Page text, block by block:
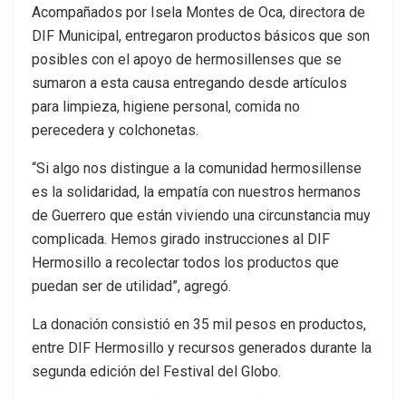
Acompañados por Isela Montes de Oca, directora de
DIF Municipal, entregaron productos básicos que son
posibles con el apoyo de hermosillenses que se
sumaron a esta causa entregando desde artículos
para limpieza, higiene personal, comida no
perecedera y colchonetas.
“Si algo nos distingue a la comunidad hermosillense
es la solidaridad, la empatía con nuestros hermanos
de Guerrero que están viviendo una circunstancia muy
complicada. Hemos girado instrucciones al DIF
Hermosillo a recolectar todos los productos que
puedan ser de utilidad”, agregó.
La donación consistió en 35 mil pesos en productos,
entre DIF Hermosillo y recursos generados durante la
segunda edición del Festival del Globo.